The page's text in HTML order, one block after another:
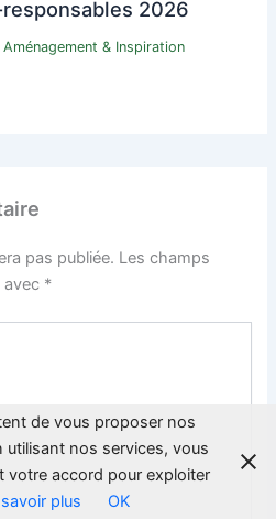
2026
Aménagement & Inspiration
pas publiée. Les champs
*
de vous proposer nos
utilisant nos services, vous
votre accord pour exploiter
plus OK